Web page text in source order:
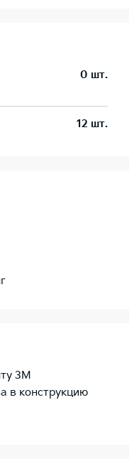
0 шт.
12 шт.
3М
в конструкцию